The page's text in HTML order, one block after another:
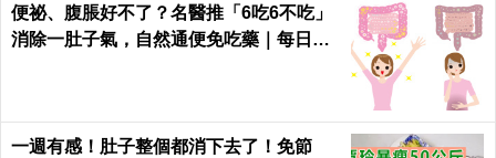
便祕、腹脹好不了？名醫推「6吃6不吃」
消除一肚子氣，自然通便免吃藥｜每日健
一週有感！肚子整個都消下去了！免節